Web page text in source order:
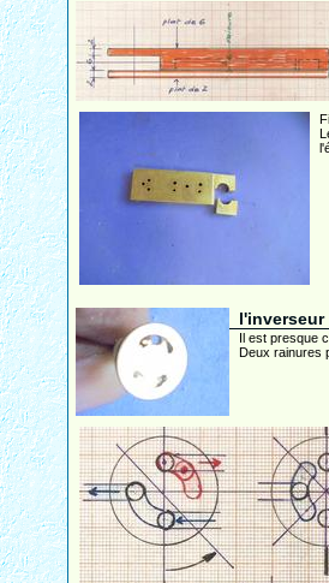
l'inverseur
Il est presque
Deux rainures